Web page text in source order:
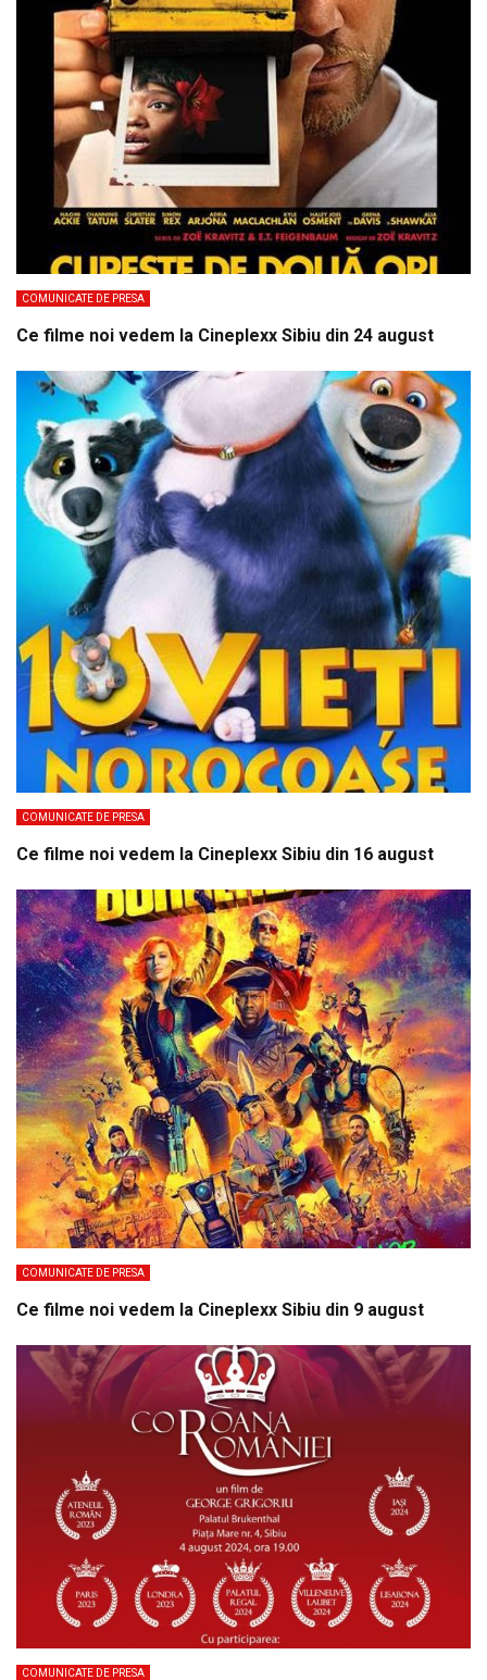
COMUNICATE DE PRESA
Ce filme noi vedem la Cineplexx Sibiu din 24 august
COMUNICATE DE PRESA
Ce filme noi vedem la Cineplexx Sibiu din 16 august
COMUNICATE DE PRESA
Ce filme noi vedem la Cineplexx Sibiu din 9 august
COMUNICATE DE PRESA